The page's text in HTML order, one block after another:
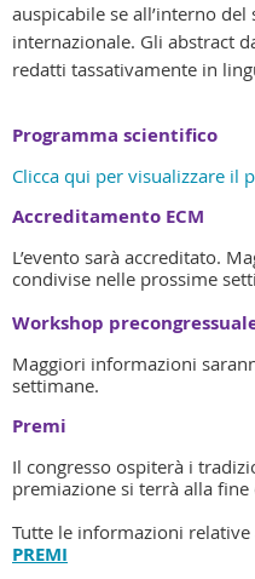
auspicabile se all’interno del
internazionale. Gli abstract
redatti tassativamente in
Programma scientifico
Clicca qui per visualizzare il
Accreditamento ECM
L’evento sarà accreditato.
condivise nelle prossime
Workshop
Maggiori informazioni
settimane.
Premi
Il congresso ospiterà i
premiazione si terrà alla
Tutte le informazioni
PREMI